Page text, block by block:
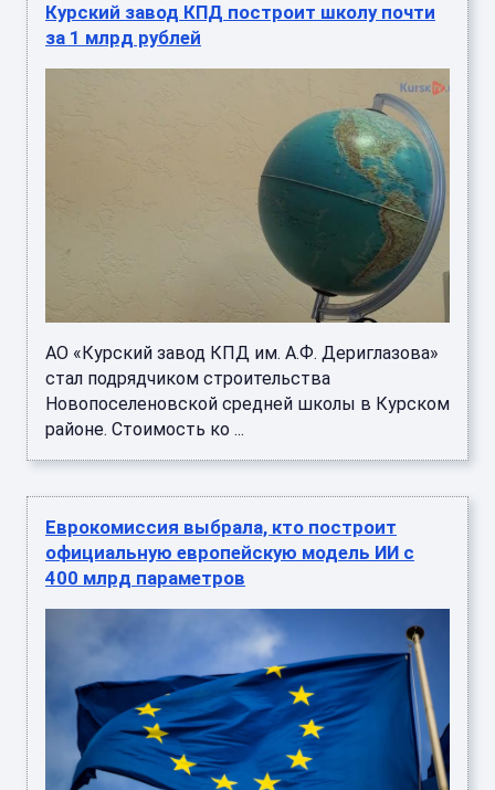
Курский завод КПД построит школу почти
за 1 млрд рублей
АО «Курский завод КПД им. А.Ф. Дериглазова»
стал подрядчиком строительства
Новопоселеновской средней школы в Курском
районе. Стоимость ко ...
Еврокомиссия выбрала, кто построит
официальную европейскую модель ИИ с
400 млрд параметров